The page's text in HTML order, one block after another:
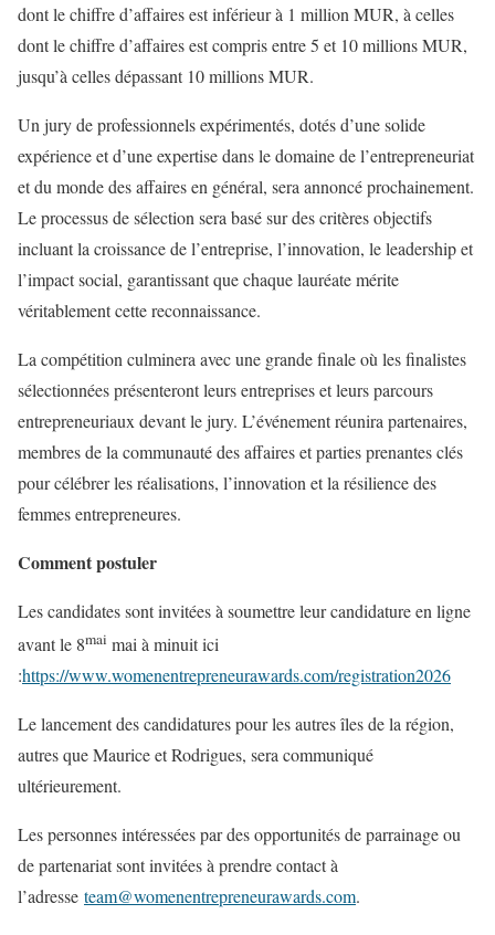
dont le chiffre d’affaires est inférieur à 1 million MUR, à celles
dont le chiffre d’affaires est compris entre 5 et 10 millions MUR,
jusqu’à celles dépassant 10 millions MUR.
Un jury de professionnels expérimentés, dotés d’une solide
expérience et d’une expertise dans le domaine de l’entrepreneuriat
et du monde des affaires en général, sera annoncé prochainement.
Le processus de sélection sera basé sur des critères objectifs
incluant la croissance de l’entreprise, l’innovation, le leadership et
l’impact social, garantissant que chaque lauréate mérite
véritablement cette reconnaissance.
La compétition culminera avec une grande finale où les finalistes
sélectionnées présenteront leurs entreprises et leurs parcours
entrepreneuriaux devant le jury. L’événement réunira partenaires,
membres de la communauté des affaires et parties prenantes clés
pour célébrer les réalisations, l’innovation et la résilience des
femmes entrepreneures.
Comment postuler
Les candidates sont invitées à soumettre leur candidature en ligne
avant le 8mai mai à minuit ici
:https://www.womenentrepreneurawards.com/registration2026
Le lancement des candidatures pour les autres îles de la région,
autres que Maurice et Rodrigues, sera communiqué
ultérieurement.
Les personnes intéressées par des opportunités de parrainage ou
de partenariat sont invitées à prendre contact à
l’adresse team@womenentrepreneurawards.com.